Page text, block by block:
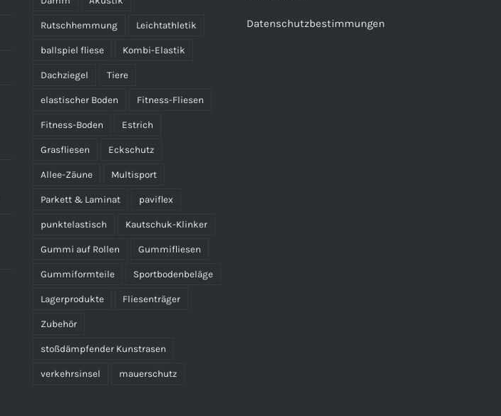
Rutschhemmung Leichtathletik
ballspiel fliese Kombi-Elastik
Dachziegel Tiere
elastischer Boden Fitness-Fliesen
Fitness-Boden Estrich
Grasfliesen Eckschutz
Allee-Zäune Multisport
Parkett & Laminat paviflex
punktelastisch Kautschuk-Klinker
Gummi auf Rollen Gummifliesen
Gummiformteile Sportbodenbeläge
Lagerprodukte Fliesenträger
Zubehör
stoßdämpfender Kunstrasen
verkehrsinsel mauerschutz
Datenschutzbestimmungen